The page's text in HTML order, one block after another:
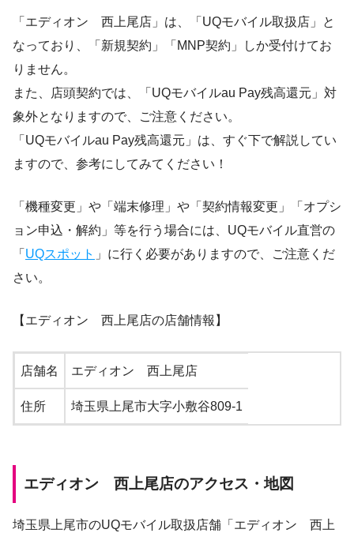
「エディオン 西上尾店」は、「UQモバイル取扱店」と
なっており、「新規契約」「MNP契約」しか受付けてお
りません。
また、店頭契約では、「UQモバイルau Pay残高還元」対
象外となりますので、ご注意ください。
「UQモバイルau Pay残高還元」は、すぐ下で解説してい
ますので、参考にしてみてください！
「機種変更」や「端末修理」や「契約情報変更」「オプシ
ョン申込・解約」等を行う場合には、UQモバイル直営の
「 UQスポット 」に行く必要がありますので、ご注意くだ
さい。
【エディオン 西上尾店の店舗情報】
店舗名 エディオン 西上尾店
住所 埼玉県上尾市大字小敷谷809-1
エディオン 西上尾店のアクセス・地図
埼玉県上尾市のUQモバイル取扱店舗「エディオン 西上